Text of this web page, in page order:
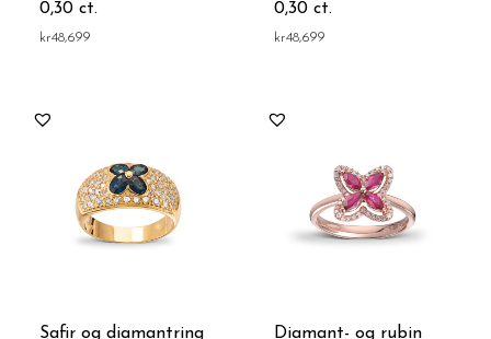
0,30 ct.
kr48,699
0,30 ct.
kr48,699
Safir og diamantring
Diamant- og rubin